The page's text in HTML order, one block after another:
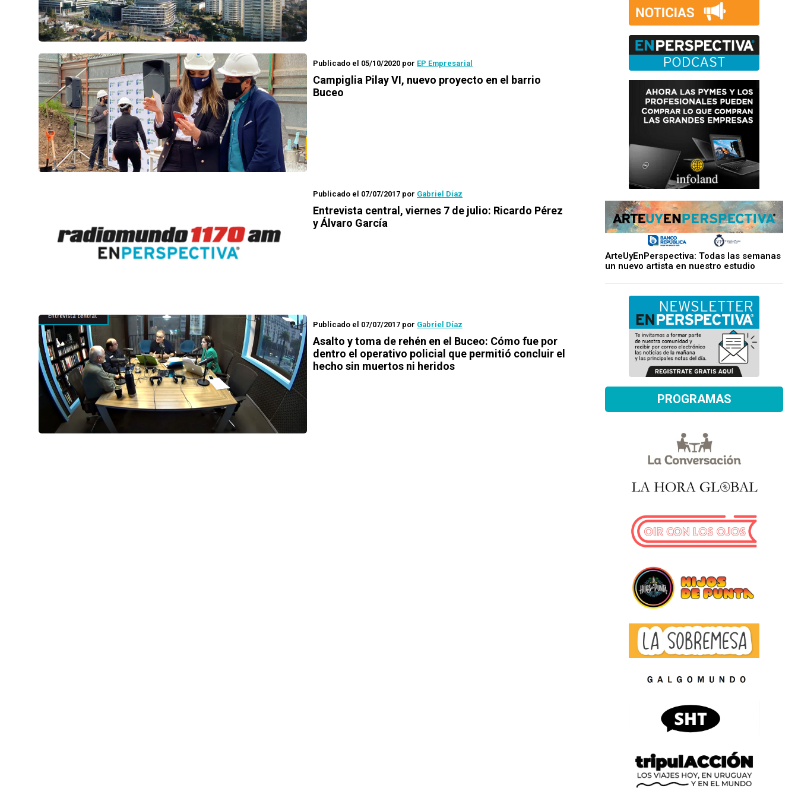
Publicado el 05/10/2020 por EP Empresarial
Campiglia Pilay VI, nuevo proyecto en el barrio
Buceo
Publicado el 07/07/2017 por Gabriel Díaz
Entrevista central, viernes 7 de julio: Ricardo Pérez
y Álvaro García
Publicado el 07/07/2017 por Gabriel Díaz
Asalto y toma de rehén en el Buceo: Cómo fue por
dentro el operativo policial que permitió concluir el
hecho sin muertos ni heridos
ArteUyEnPerspectiva: Todas las semanas
un nuevo artista en nuestro estudio
PROGRAMAS